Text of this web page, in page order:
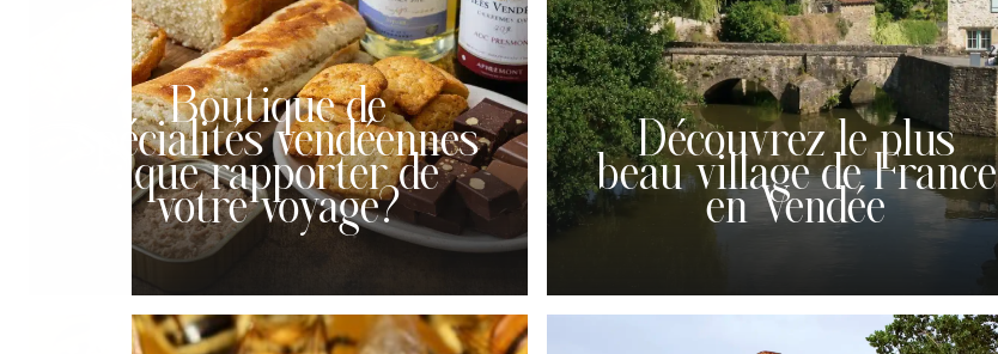
Boutique de
spécialités vendéennes
: que rapporter de
votre voyage?
Découvrez le plus
beau village de France
en Vendée